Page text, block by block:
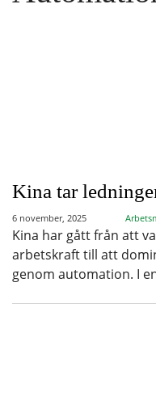
Kina tar
6 november, 2025
Kina har gått från att
arbetskraft till att
genom automation. I